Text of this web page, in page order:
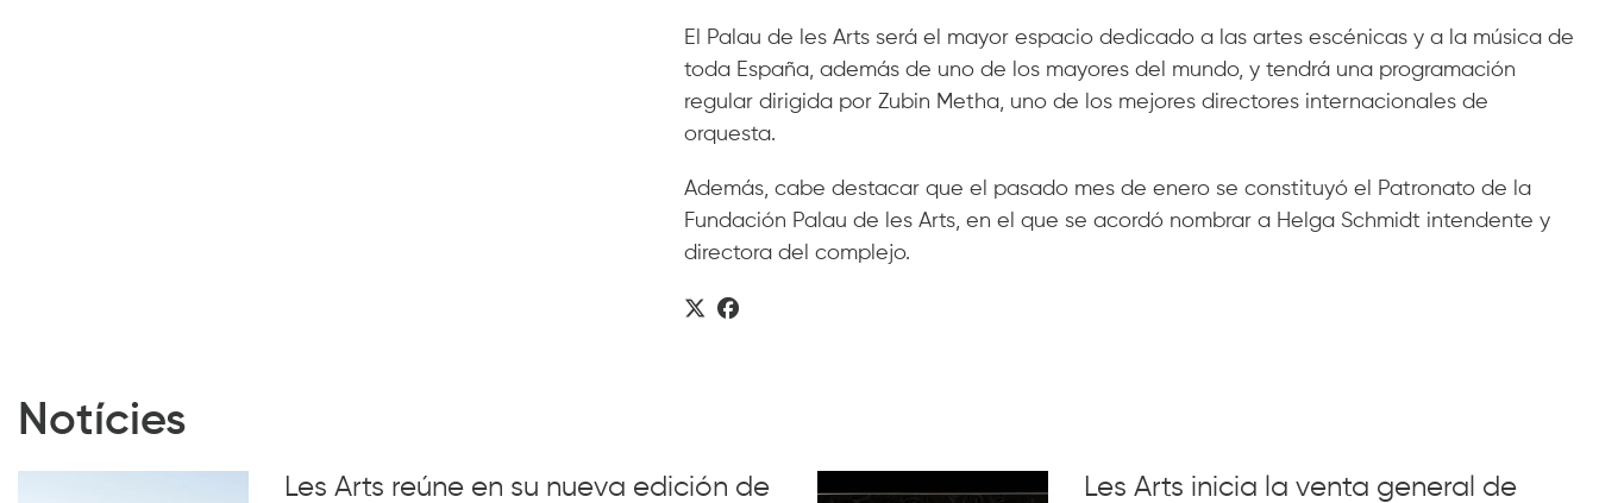
El Palau de les Arts será el mayor espacio dedicado a las artes escénicas y a la música de
toda España, además de uno de los mayores del mundo, y tendrá una programación
regular dirigida por Zubin Metha, uno de los mejores directores internacionales de
orquesta.
Además, cabe destacar que el pasado mes de enero se constituyó el Patronato de la
Fundación Palau de les Arts, en el que se acordó nombrar a Helga Schmidt intendente y
directora del complejo.
Notícies
Les Arts reúne en su nueva edición de
Les Arts inicia la venta general de